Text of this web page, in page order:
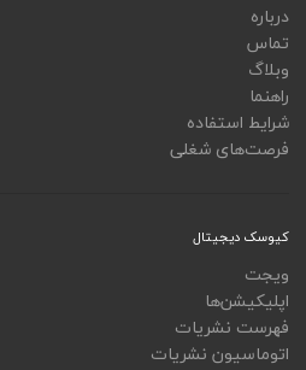
درباره
تماس
وبلاگ
راهنما
شرایط استفاده
فرصت‌های شغلی
کیوسک دیجیتال
ویجت
اپلیکیشن‌ها
فهرست نشریات
اتوماسیون نشریات